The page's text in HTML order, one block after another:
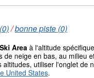
/bonne piste (0)
Areaà l'altitude
neige en bas, au milieu
utiliser l'onglet de
United States.